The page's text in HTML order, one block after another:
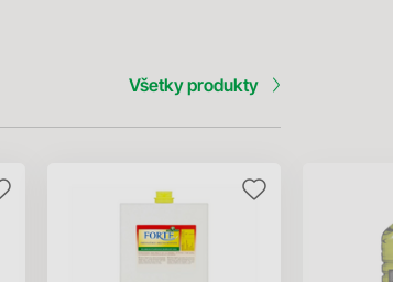
Všetky produkty